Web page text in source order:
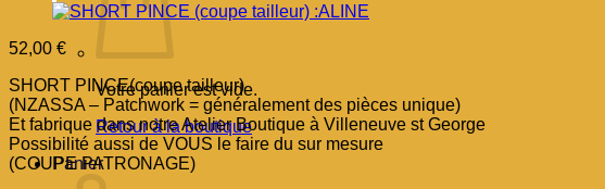
Votre panier est vide.
Retour à la boutique
Panier
52,00 €
SHORT PINCE(coupe tailleur)
(NZASSA – Patchwork = généralement des pièces unique)
Et fabrique dans notre Atelier Boutique à Villeneuve st George
Possibilité aussi de VOUS le faire du sur mesure
(COUPE PATRONAGE)